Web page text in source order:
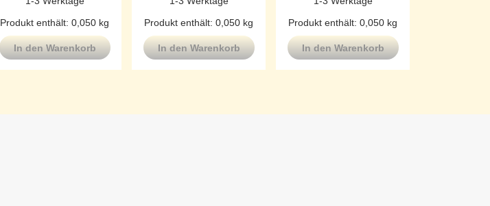
Produkt enthält: 0,050 kg
In den Warenkorb
Produkt enthält: 0,050 kg
In den Warenkorb
Produkt enthält: 0,050 kg
In den Warenkorb